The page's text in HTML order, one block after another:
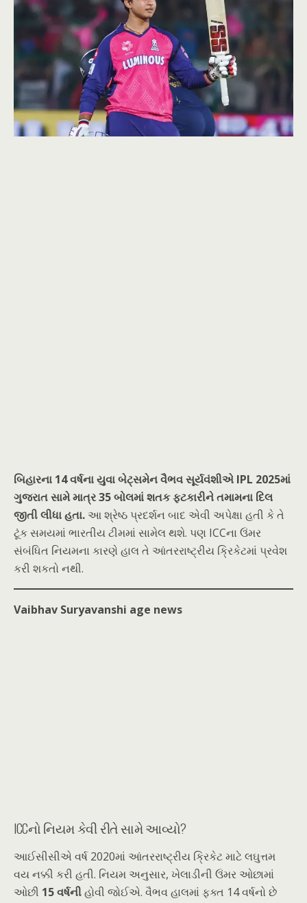
બિહારના 14 વર્ષના યુવા બેટ્સમેન વૈભવ સૂર્યવંશીએ IPL 2025માં
ગુજરાત સામે માત્ર 35 બોલમાં શતક ફટકારીને તમામના દિલ
જીતી લીધા હતા. આ શ્રેષ્ઠ પ્રદર્શન બાદ એવી અપેક્ષા હતી કે તે
ટૂંક સમયમાં ભારતીય ટીમમાં સામેલ થશે. પણ ICCના ઉંમર
સંબંધિત નિયમના કારણે હાલ તે આંતરરાષ્ટ્રીય ક્રિકેટમાં પ્રવેશ
કરી શકતો નથી.
Vaibhav Suryavanshi age news
ICCનો નિયમ કેવી રીતે સામે આવ્યો?
આઈસીસીએ વર્ષ 2020માં આંતરરાષ્ટ્રીય ક્રિકેટ માટે લઘુત્તમ
વય નક્કી કરી હતી. નિયમ અનુસાર, ખેલાડીની ઉંમર ઓછામાં
ઓછી 15 વર્ષનીહોવી જોઈએ. વૈભવ હાલમાં ફક્ત 14 વર્ષનો છે